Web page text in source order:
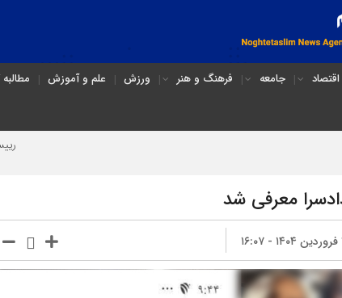
اقتصاد جامعه فرهنگ و هنر ورزش علم و آموزش
رییس
معرفی شد
گلایه‌های یک فعال حقوق معلولان در قزوین: